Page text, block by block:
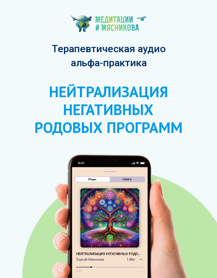
НЕЙТРАЛИЗАЦИЯ
НЕГАТИВНЫХ
РОДОВЫХ ПРОГРАММ
Терапевтическая аудио
альфа-практика